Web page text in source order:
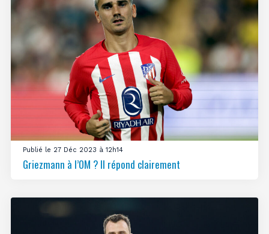
Publié le 27 Déc 2023 à 12h14
Griezmann à l’OM ? Il répond clairement